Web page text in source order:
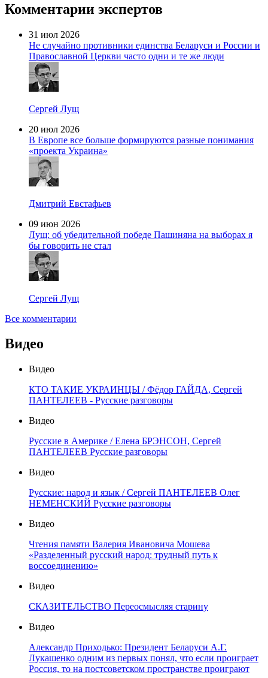
Комментарии экспертов
31 июл 2026
Не случайно противники единства Беларуси и России и
Православной Церкви часто одни и те же люди
Сергей Лущ
20 июл 2026
В Европе все больше формируются разные понимания
«проекта Украина»
Дмитрий Евстафьев
09 июн 2026
Лущ: об убедительной победе Пашиняна на выборах я
бы говорить не стал
Сергей Лущ
Все комментарии
Видео
Видео
КТО ТАКИЕ УКРАИНЦЫ / Фёдор ГАЙДА, Сергей
ПАНТЕЛЕЕВ - Русские разговоры
Видео
Русские в Америке / Елена БРЭНСОН, Сергей
ПАНТЕЛЕЕВ Русские разговоры
Видео
Русские: народ и язык / Сергей ПАНТЕЛЕЕВ Олег
НЕМЕНСКИЙ Русские разговоры
Видео
Чтения памяти Валерия Ивановича Мошева
«Разделенный русский народ: трудный путь к
воссоединению»
Видео
СКАЗИТЕЛЬСТВО Переосмысляя старину
Видео
Александр Приходько: Президент Беларуси А.Г.
Лукашенко одним из первых понял, что если проиграет
Россия, то на постсоветском пространстве проиграют